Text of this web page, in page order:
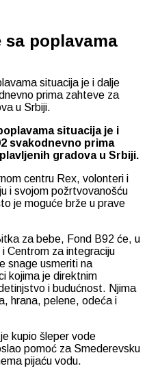
sa poplavama
situacija je i dalje
prima zahteve za
u Srbiji.
situacija je i
svakodnevno prima
gradova u Srbiji.
centru Rex, volonteri i
i svojom požrtvovanošću
je moguće brže u prave
za bebe, Fond B92 će, u
Centrom za integraciju
snage usmeriti na
kojima je direktnim
i budućnost. Njima
hrana, pelene, odeća i
kupio šleper vode
pomoć za Smederevsku
pijaću vodu.